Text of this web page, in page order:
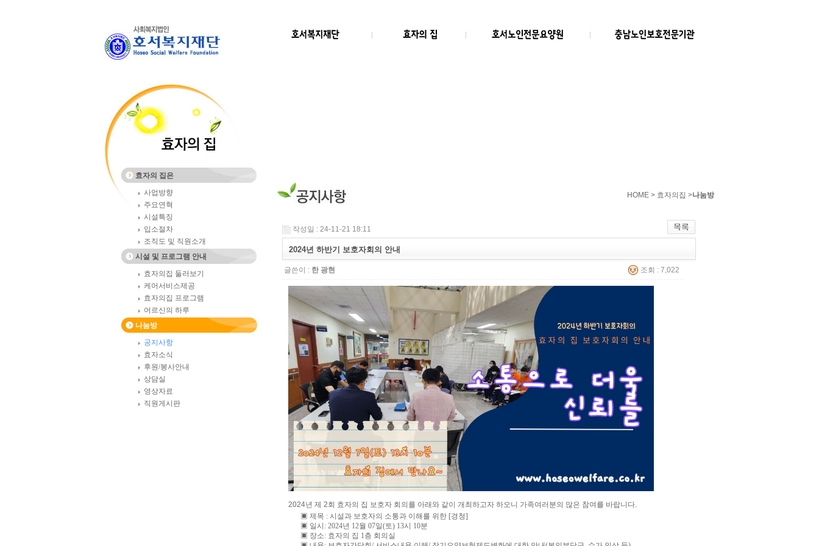
효자의 집은
사업방향
주요연혁
시설특징
입소절차
조직도 및 직원소개
시설 및 프로그램 안내
효자의집 둘러보기
케어서비스제공
효자의집 프로그램
어르신의 하루
나눔방
공지사항
효자소식
후원/봉사안내
상담실
영상자료
직원게시판
HOME > 효자의집 >나눔방
작성일 : 24-11-21 18:11
2024년 하반기 보호자회의 안내
글쓴이 : 한 광현 조회 : 7,022
2024년 제 2회 효자의 집 보호자 회의를 아래와 같이 개최하고자 하오니 가족여러분의 많은 참여를 바랍니다.
▣ 제목 : 시설과 보호자의 소통과 이해를 위한 [경청]
▣ 일시: 2024년 12월 07일(토) 13시 10분
▣ 장소: 효자의 집 1층 회의실